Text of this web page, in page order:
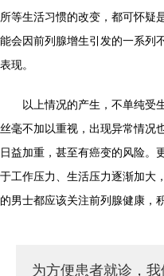
所等生活习惯的改变，都可怀疑
能会因前列腺增生引发的一系列
表现。
以上情况的产生，不单纯受生
丝毫不加以重视，出现异常情况
日益加重，甚至有癌变的风险。
于工作压力、生活压力逐渐加大
的男士都应该关注前列腺健康，
为方便患者就诊，我